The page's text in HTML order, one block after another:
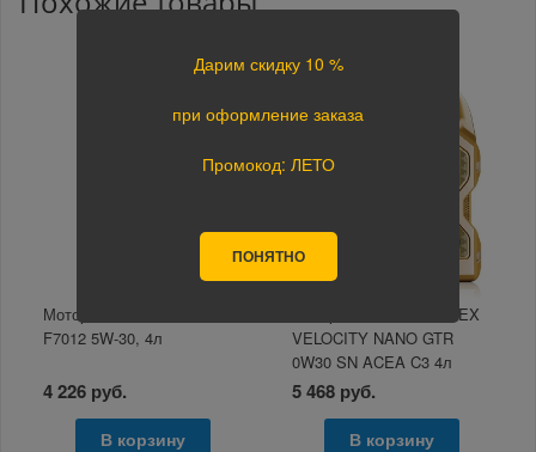
Моторное масло ARECA
F7012 5W-30, 4л
4 226 руб.
В корзину
Моторное масло LUBREX
VELOCITY NANO GTR
0W30 SN ACEA C3 4л
5 468 руб.
В корзину
Дарим скидку 10 %
при оформление заказа
Промокод: ЛЕТО
ПОНЯТНО